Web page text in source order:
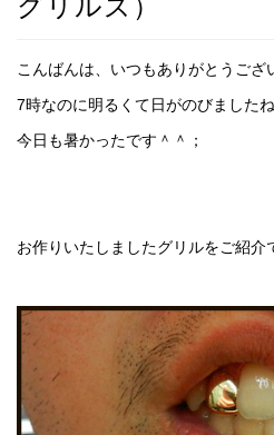
グリルズ）
こんばんは、いつもありがとうござ
7時なのに明るくて日がのびました
今日も暑かったです＾＾；
お作りいたしましたグリルをご紹介